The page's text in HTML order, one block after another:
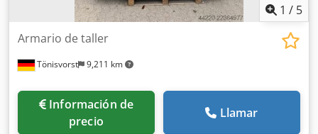
1 / 5
Tönisvorst 9,211 km
Armario de taller
Información de
precio
Llamar